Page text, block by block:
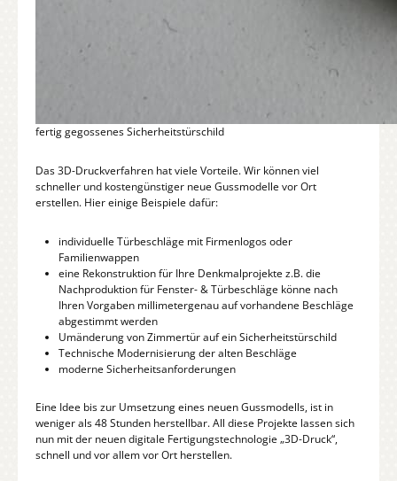
fertig gegossenes Sicherheitstürschild
Das 3D-Druckverfahren hat viele Vorteile. Wir können viel
schneller und kostengünstiger neue Gussmodelle vor Ort
erstellen. Hier einige Beispiele dafür:
individuelle Türbeschläge mit Firmenlogos oder
Familienwappen
eine Rekonstruktion für Ihre Denkmalprojekte z.B. die
Nachproduktion für Fenster- & Türbeschläge könne nach
Ihren Vorgaben millimetergenau auf vorhandene Beschläge
abgestimmt werden
Umänderung von Zimmertür auf ein Sicherheitstürschild
Technische Modernisierung der alten Beschläge
moderne Sicherheitsanforderungen
Eine Idee bis zur Umsetzung eines neuen Gussmodells, ist in
weniger als 48 Stunden herstellbar. All diese Projekte lassen sich
nun mit der neuen digitale Fertigungstechnologie „3D-Druck“,
schnell und vor allem vor Ort herstellen.